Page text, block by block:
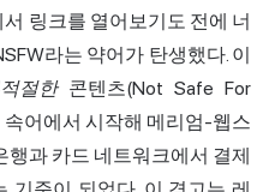
링크를 열어보기도 전에 너
라는 약어가 탄생했다. 이
절한콘텐츠(Not Safe For
속어에서 시작해 메리엄-웹스
행과 카드 네트워크에서 결제